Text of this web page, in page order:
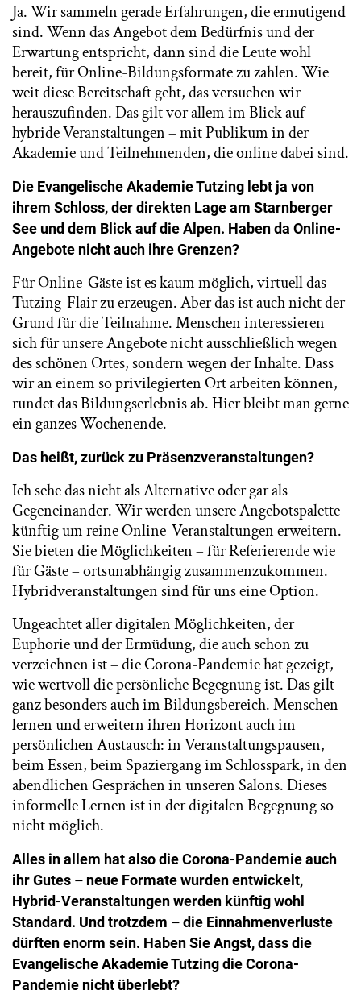
Ja. Wir sammeln gerade Erfahrungen, die ermutigend
sind. Wenn das Angebot dem Bedürfnis und der
Erwartung entspricht, dann sind die Leute wohl
bereit, für Online-Bildungsformate zu zahlen. Wie
weit diese Bereitschaft geht, das versuchen wir
herauszufinden. Das gilt vor allem im Blick auf
hybride Veranstaltungen – mit Publikum in der
Akademie und Teilnehmenden, die online dabei sind.
Die Evangelische Akademie Tutzing lebt ja von
ihrem Schloss, der direkten Lage am Starnberger
See und dem Blick auf die Alpen. Haben da Online-
Angebote nicht auch ihre Grenzen?
Für Online-Gäste ist es kaum möglich, virtuell das
Tutzing-Flair zu erzeugen. Aber das ist auch nicht der
Grund für die Teilnahme. Menschen interessieren
sich für unsere Angebote nicht ausschließlich wegen
des schönen Ortes, sondern wegen der Inhalte. Dass
wir an einem so privilegierten Ort arbeiten können,
rundet das Bildungserlebnis ab. Hier bleibt man gerne
ein ganzes Wochenende.
Das heißt, zurück zu Präsenzveranstaltungen?
Ich sehe das nicht als Alternative oder gar als
Gegeneinander. Wir werden unsere Angebotspalette
künftig um reine Online-Veranstaltungen erweitern.
Sie bieten die Möglichkeiten – für Referierende wie
für Gäste – ortsunabhängig zusammenzukommen.
Hybridveranstaltungen sind für uns eine Option.
Ungeachtet aller digitalen Möglichkeiten, der
Euphorie und der Ermüdung, die auch schon zu
verzeichnen ist – die Corona-Pandemie hat gezeigt,
wie wertvoll die persönliche Begegnung ist. Das gilt
ganz besonders auch im Bildungsbereich. Menschen
lernen und erweitern ihren Horizont auch im
persönlichen Austausch: in Veranstaltungspausen,
beim Essen, beim Spaziergang im Schlosspark, in den
abendlichen Gesprächen in unseren Salons. Dieses
informelle Lernen ist in der digitalen Begegnung so
nicht möglich.
Alles in allem hat also die Corona-Pandemie auch
ihr Gutes – neue Formate wurden entwickelt,
Hybrid-Veranstaltungen werden künftig wohl
Standard. Und trotzdem – die Einnahmenverluste
dürften enorm sein. Haben Sie Angst, dass die
Evangelische Akademie Tutzing die Corona-
Pandemie nicht überlebt?